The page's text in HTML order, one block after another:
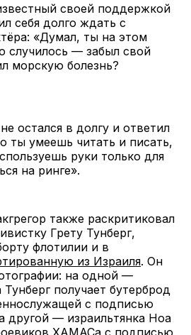
своей поддержкой
себя долго ждать с
«Думал, ты на этом
случилось — забыл свой
морскую болезнь?
остался в долгу и ответил
ты умеешь читать и писать,
руки только для
на ринге».
также раскритиковал
Грету Тунберг,
флотилии и в
из Израиля. Он
на одной —
получает бутерброд
с подписью
другой — израильтянка Ноа
ХАМАСа с подписью